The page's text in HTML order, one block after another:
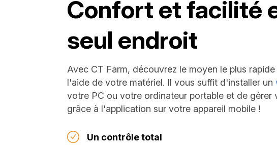
Confort et facilité
seul endroit
Avec CT Farm, découvrez le moyen le plus
l'aide de votre matériel. Il vous suffit d'installer un
votre PC ou votre ordinateur portable et de gérer
grâce à l'application sur votre appareil mobile !
Un contrôle total